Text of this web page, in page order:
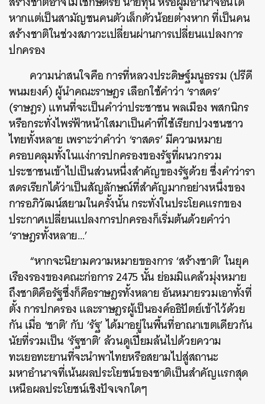
หากแต่เป็นสามัญชนคนตัวเล็กตัวน้อยต่างหาก ที่เป็นคน
สร้างชาติในช่วงสภาวะเปลี่ยนผ่านการเปลี่ยนแปลงการ
ปกครอง
ความน่าสนใจคือ การที่หลวงประดิษฐ์มนูธรรม (ปรีดี
พนมยงค์) ผู้นำคณะราษฎร เลือกใช้คำว่า ‘ราสดร’
(ราษฎร) แทนที่จะเป็นคำว่าประชาชน พลเมือง พสกนิกร
หรือกระทั่งไพร่ฟ้าหน้าใสมาเป็นคำที่ใช้เรียกปวงชนชาว
ไทยทั้งหลาย เพราะว่าคำว่า ‘ราสดร’ มีความหมาย
ครอบคลุมทั้งในแง่การปกครองของรัฐที่ผนวกรวม
ประชาชนเข้าไปเป็นส่วนหนึ่งสำคัญของรัฐด้วย ซึ่งคำว่ารา
สดรเรียกได้ว่าเป็นสัญลักษณ์ที่สำคัญมากอย่างหนึ่งของ
การอภิวัฒน์สยามในครั้งนั้น กระทั่งในประโยคแรกของ
ประกาศเปลี่ยนแปลงการปกครองก็เริ่มต้นด้วยคำว่า
‘ราษฎรทั้งหลาย…’
“หากจะนิยามความหมายของการ ‘สร้างชาติ’ ในยุค
เรืองรองของคณะก่อการ 2475 นั้น ย่อมมิแคล้วมุ่งหมาย
ถึงชาติคือรัฐซึ่งก็คือราษฎรทั้งหลาย อันหมายรวมเอาทั้งที่
ตั้ง การปกครอง และราษฎรผู้เป็นองค์อธิปัตย์เข้าไว้ด้วย
กัน เมื่อ ‘ชาติ’ กับ ‘รัฐ’ ได้มาอยู่ในพื้นที่อาณาเขตเดียวกัน
นัยที่รวมเป็น ‘รัฐชาติ’ ล้วนดูเปี่ยมล้นไปด้วยความ
ทะเยอทะยานที่จะนำพาไทยหรือสยามไปสู่สถานะ
มหาอำนาจที่เน้นผลประโยชน์ของชาติเป็นสำคัญแรกสุด
เหนือผลประโยชน์เชิงปัจเจกใดๆ